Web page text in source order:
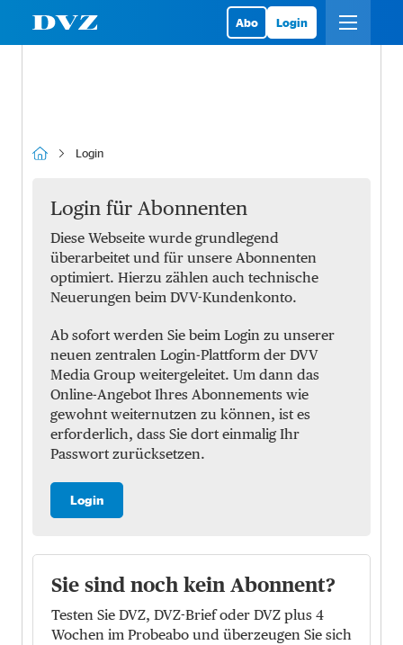
Abo Login
Login
Login für Abonnenten
Diese Webseite wurde grundlegend
überarbeitet und für unsere Abonnenten
optimiert. Hierzu zählen auch technische
Neuerungen beim DVV-Kundenkonto.
Ab sofort werden Sie beim Login zu unserer
neuen zentralen Login-Plattform der DVV
Media Group weitergeleitet. Um dann das
Online-Angebot Ihres Abonnements wie
gewohnt weiternutzen zu können, ist es
erforderlich, dass Sie dort einmalig Ihr
Passwort zurücksetzen.
Login
Sie sind noch kein Abonnent?
Testen Sie DVZ, DVZ-Brief oder DVZ plus 4
Wochen im Probeabo und überzeugen Sie sich